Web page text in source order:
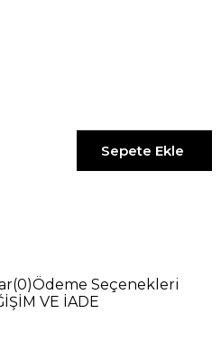
(0)Ödeme Seçenekleri
VE İADE